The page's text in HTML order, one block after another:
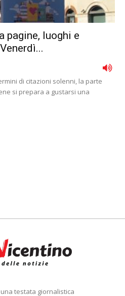
pagine, luoghi e
di citazioni solenni, la parte
si prepara a gustarsi una
una testata giornalistica